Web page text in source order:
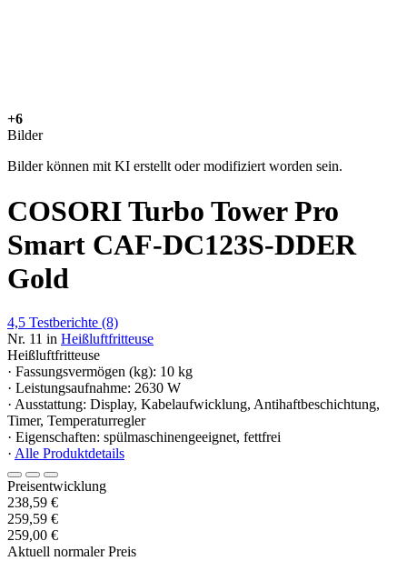
+6
Bilder
Bilder können mit KI erstellt oder modifiziert worden sein.
COSORI Turbo Tower Pro
Smart CAF-DC123S-DDER
Gold
4,5 Testberichte (8)
Nr. 11 in Heißluftfritteuse
Heißluftfritteuse
· Fassungsvermögen (kg): 10 kg
· Leistungsaufnahme: 2630 W
· Ausstattung: Display, Kabelaufwicklung, Antihaftbeschichtung,
Timer, Temperaturregler
· Eigenschaften: spülmaschinengeeignet, fettfrei
· Alle Produktdetails
Preisentwicklung
238,59 €
259,59 €
259,00 €
Aktuell normaler Preis